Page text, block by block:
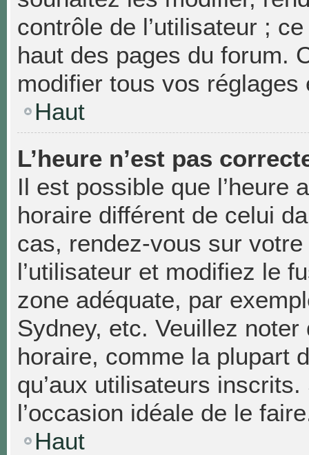
contrôle de l’utilisateur ;
haut des pages du forum.
modifier tous vos
Haut
L’heure n’est pas
Il est possible que l’heure
horaire différent de celui
cas, rendez-vous sur
l’utilisateur et modifiez le
zone adéquate, par
Sydney, etc. Veuillez
horaire, comme la plupart
qu’aux utilisateurs
l’occasion idéale de le
Haut